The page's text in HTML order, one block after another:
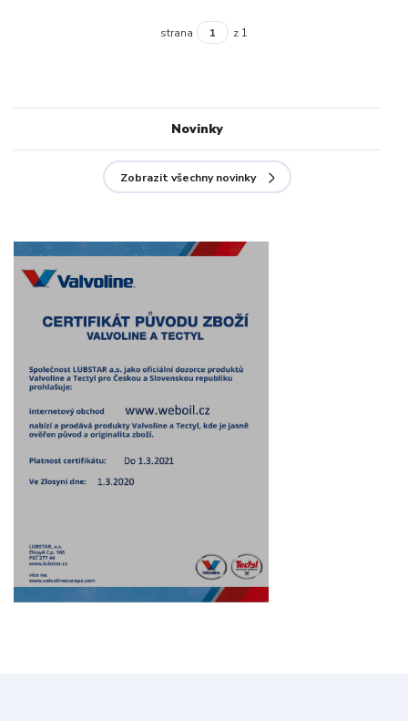
strana z 1
Novinky
Zobrazit všechny novinky